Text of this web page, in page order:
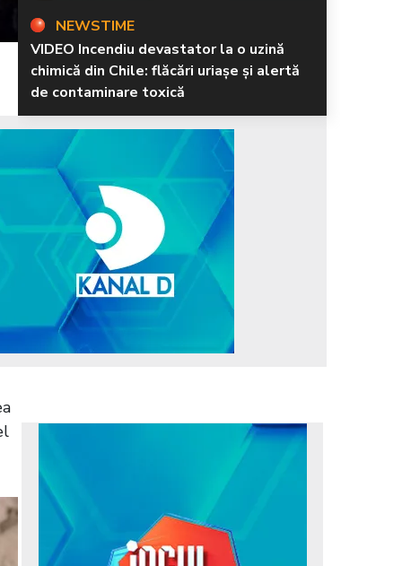
NEWSTIME
VIDEO Incendiu devastator la o uzină
chimică din Chile: flăcări uriașe și alertă
de contaminare toxică